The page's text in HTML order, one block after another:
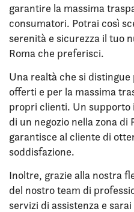
garantire la massima
consumatori. Potrai così
serenità e sicurezza il tuo
Roma che preferisci.
Una realtà che si distingue
offerti e per la massima
propri clienti. Un
di un negozio nella zona di
garantisce al cliente di
soddisfazione.
Inoltre, grazie alla nostra
del nostro team di
servizi di assistenza e